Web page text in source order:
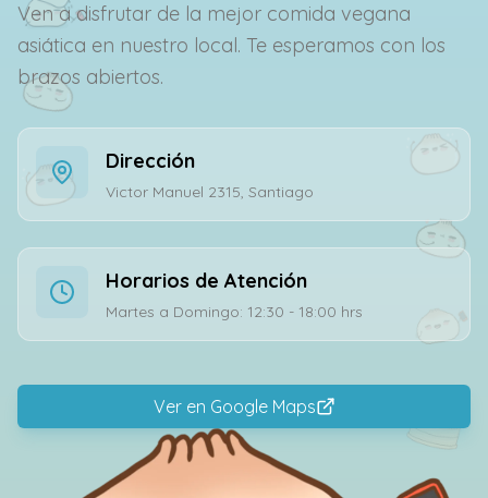
Ven a disfrutar de la mejor comida vegana
asiática en nuestro local. Te esperamos con los
brazos abiertos.
Dirección
Victor Manuel 2315, Santiago
Horarios de Atención
Martes a Domingo: 12:30 - 18:00 hrs
Ver en Google Maps